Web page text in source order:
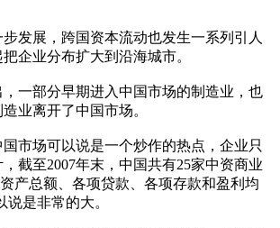
发展，跨国资本流动也发生一系列引人
企业分布扩大到沿海城市。
一部分早期进入中国市场的制造业，也
业离开了中国市场。
市场可以说是一个炒作的热点，企业只
截至2007年末，中国共有25家中资商业
产总额、各项贷款、各项存款和盈利均
是非常的大。